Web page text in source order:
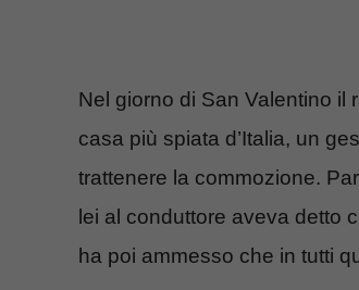
Nel giorno di San Valentino il
casa più spiata d’Italia, un
trattenere la commozione.
lei al conduttore aveva detto
ha poi ammesso che in tutti